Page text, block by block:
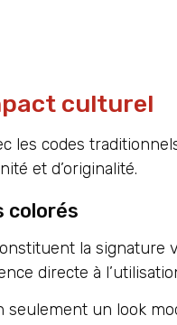
culturel
les codes
et d’originalité.
colorés
la signature
directe à
un look